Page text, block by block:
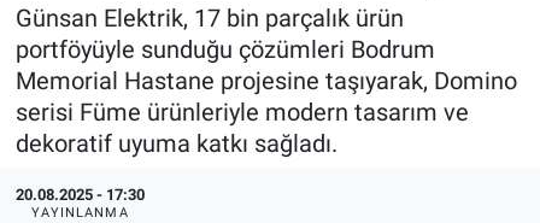
Günsan Elektrik, 17 bin parçalık ürün
portföyüyle sunduğu çözümleri Bodrum
Memorial Hastane projesine taşıyarak, Domino
serisi Füme ürünleriyle modern tasarım ve
dekoratif uyuma katkı sağladı.
20.08.2025 - 17:30
YAYINLANMA
HaberOrtak
EndüstriST
Enerjisini Üreten Fabrikalar
Endüstri 4.0 Uygulamaları